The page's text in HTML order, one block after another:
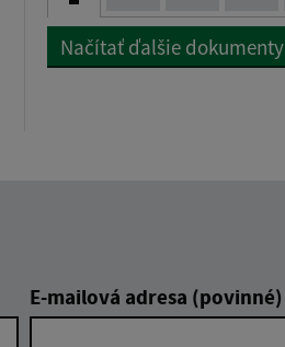
Načítať ďalšie dokumenty
E-mailová adresa (povinné)